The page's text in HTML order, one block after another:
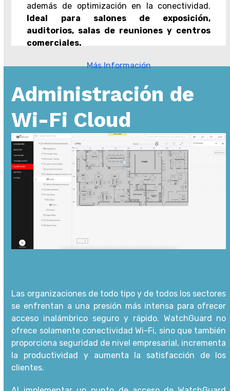
además de optimización en la conectividad.
Ideal para salones de exposición,
auditorios, salas de reuniones y centros
comerciales.
Más Información
Administración de
Wi-Fi Cloud
Las organizaciones de todo tipo y de todos los sectores
se enfrentan a una presión más intensa para ofrecer
acceso inalámbrico seguro y rápido. WatchGuard no
ofrece solamente conectividad Wi-Fi, sino que también
proporciona seguridad de nivel empresarial, incrementa
la productividad y aumenta la satisfacción de los
clientes.